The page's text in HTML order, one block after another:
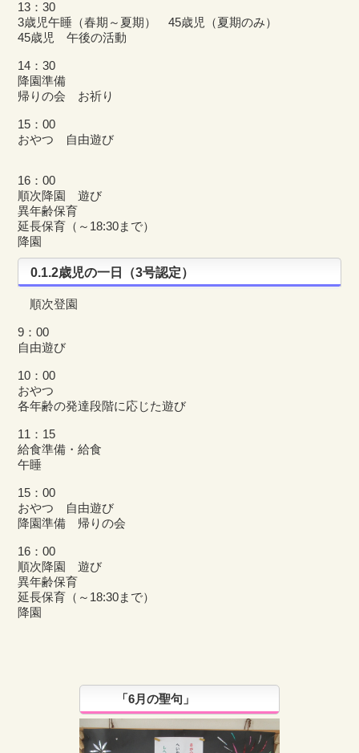
13：30
3歳児午睡（春期～夏期） 45歳児（夏期のみ）
45歳児 午後の活動
14：30
降園準備
帰りの会 お祈り
15：00
おやつ 自由遊び
16：00
順次降園 遊び
異年齢保育
延長保育（～18:30まで）
降園
0.1.2歳児の一日（3号認定）
順次登園
9：00
自由遊び
10：00
おやつ
各年齢の発達段階に応じた遊び
11：15
給食準備・給食
午睡
15：00
おやつ 自由遊び
降園準備 帰りの会
16：00
順次降園 遊び
異年齢保育
延長保育（～18:30まで）
降園
「6月の聖句」